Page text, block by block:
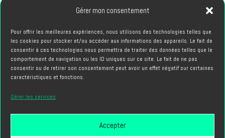
Gérer mon consentement
Pour offrir les meilleures expériences, nous utilisons des technologies telles que
les cookies pour stocker et/ou accéder aux informations des appareils. Le fait de
consentir à ces technologies nous permettra de traiter des données telles que le
comportement de navigation ou les ID uniques sur ce site. Le fait de ne pas
consentir ou de retirer son consentement peut avoir un effet négatif sur certaines
caractéristiques et fonctions.
Gérer les services
Accepter
PROJETS
hello@cubriks.com
CANDIDATURES